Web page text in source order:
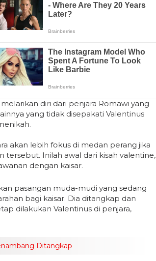
diri dari penjara Romawi yang
yang tidak disepakati Valentinus
akan lebih fokus di medan perang jika
Inilah awal dari kisah valentine,
dengan kaisar.
pasangan muda-mudi yang sedang
bagi kaisar. Dia ditangkap dan
dilakukan Valentinus di penjara,
Ditangkap